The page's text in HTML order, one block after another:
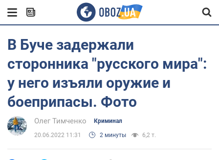
В Буче задержали
сторонника "русского мира":
у него изъяли оружие и
боеприпасы. Фото
Олег Тимченко Криминал
20.06.2022 11:31 2 минуты 6,2 т.